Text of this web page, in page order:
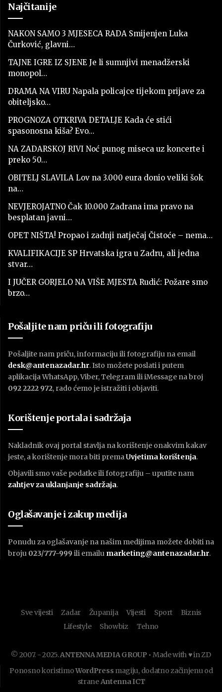
Najčitanije
NAKON SAMO 3 MJESECA RADA Smijenjen Luka
Čurković, glavni…
TAJNE IGRE IZ SJENE Je li sumnjivi menadžerski
monopol…
DRAMA NA VIRU Napala policajce tijekom prijave za
obiteljsko…
PROGNOZA OTKRIVA DETALJE Kada će stići
spasonosna kiša? Evo…
NA ZADARSKOJ RIVI Noć punog miseca uz koncerte i
preko 50…
OBITELJ SLAVILA Lov na 3.000 eura donio veliki šok
na…
NEVJEROJATNO Čak 10.000 Zadrana ima pravo na
besplatan javni…
OPET NIŠTA! Propao i zadnji natječaj Čistoće – nema…
KVALIFIKACIJE SP Hrvatska igra u Zadru, ali jedna
stvar…
I JUČER GORJELO NA VIŠE MJESTA Rudić: Požare smo
brzo…
Pošaljite nam priču ili fotografiju
Pošaljite nam priču, informaciju ili fotografiju na email
desk@antenazadar.hr. Isto možete poslati i putem
aplikacija WhatsApp, Viber, Telegram ili iMessage na broj
092 2222 972, rado ćemo je istražiti i objaviti.
Korištenje portala i sadržaja
Nakladnik ovaj portal stavlja na korištenje onakvim kakav
jeste, a korištenje mora biti premaUvjetima korištenja.
Objavili smo vaše podatke ili fotografiju – uputite nam
zahtjev za uklanjanje sadržaja.
Oglašavanje i zakup medija
Ponudu za oglašavanje na našim medijima možete dobiti na
broju 023/777-999 ili emailu marketing@antenazadar.hr.
Sve vijesti Zadar Županija Vijesti Sport
Biznis
Lifestyle
Showbiz Tehno
© 2007. - 2025.ANTENNA MEDIA GROUP • Made with ♥ in ZD
Ponosno koristimoWordPress magiju, dodatno začinjenu od
straneAntenna ICT